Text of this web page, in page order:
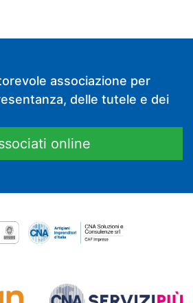
associazione per
delle tutele e dei
online